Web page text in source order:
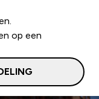
op een